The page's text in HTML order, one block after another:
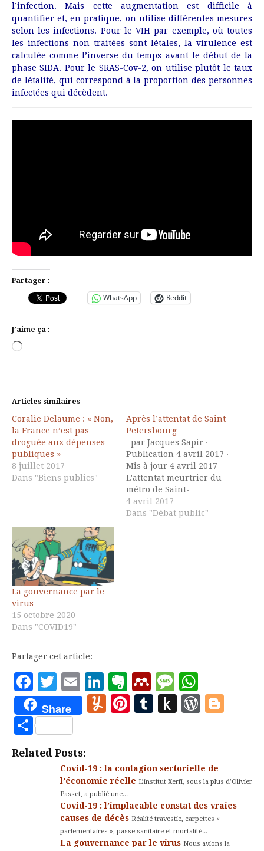
l’infection. Mais cette augmentation est difficile à
quantifier et, en pratique, on utilise différentes mesures
selon les infections. Pour le VIH par exemple, où toutes
les infections non traitées sont létales, la virulence est
calculée comme l’inverse du temps avant le début de la
phase SIDA. Pour le SRAS-Cov-2, on utilise plutôt le taux
de létalité, qui correspond à la proportion des personnes
infectées qui décèdent.
Partager :
WhatsApp Reddit
J’aime ça :
Chargement…
Articles similaires
Coralie Delaume : « Non,
la France n’est pas
droguée aux dépenses
publiques »
8 juillet 2017
Dans "Biens publics"
Après l’attentat de Saint
Petersbourg
par Jacques Sapir ·
Publication 4 avril 2017 ·
Mis à jour 4 avril 2017
L’attentat meurtrier du
métro de Saint-
Pétersbourg a donc fait
au total 14 victimes.
4 avril 2017
Dans "Débat public"
La gouvernance par le
virus
15 octobre 2020
Dans "COVID19"
Partager cet article:
Facebook
Twitter
EmailLinkedIn
Evernote
Mendeley
Message
Share Yummly
Pinterest
Tumblr
Push
Partager
Related Posts:
Covid-19 : la contagion sectorielle de
l’économie réelle L’institut Xerfi, sous la plus d’Olivier
Passet, a publié une...
Covid-19 : l’implacable constat des vraies
causes de décès Réalité travestie, carpettes «
parlementaires », passe sanitaire et mortalité...
La gouvernance par le virus Nous avions la